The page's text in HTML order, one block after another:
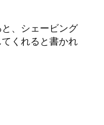
、シェービング
くれると書かれ